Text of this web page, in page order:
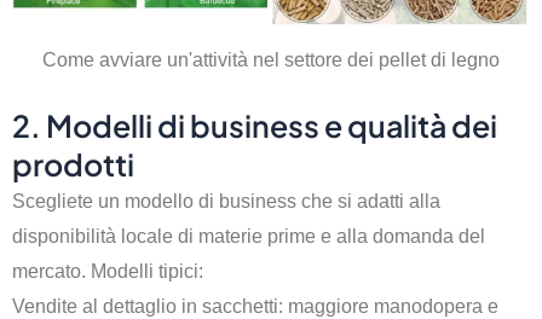
Come avviare un'attività nel settore dei pellet di legno
2. Modelli di business e qualità dei
prodotti
Scegliete un modello di business che si adatti alla
disponibilità locale di materie prime e alla domanda del
mercato. Modelli tipici:
Vendite al dettaglio in sacchetti: maggiore manodopera e